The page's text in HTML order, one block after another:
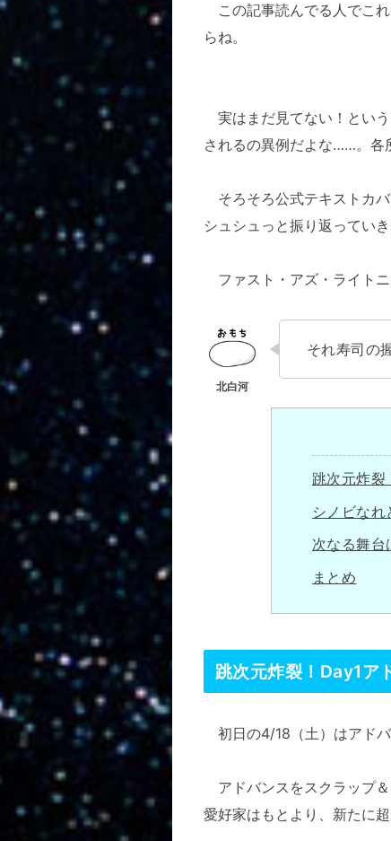
この記事読んでる人でこ
らね。
実はまだ見てない！とい
されるの異例だよな……。各
そろそろ公式テキストカ
シュシュっと振り返っていき
ファスト・アズ・ライトニ
それ寿司の
跳次元炸裂
シノビな
次なる舞台
まとめ
跳次元炸裂！Day1ア
初日の4/18（土）はアドバ
アドバンスをスクラップ
愛好家はもとより、新たに